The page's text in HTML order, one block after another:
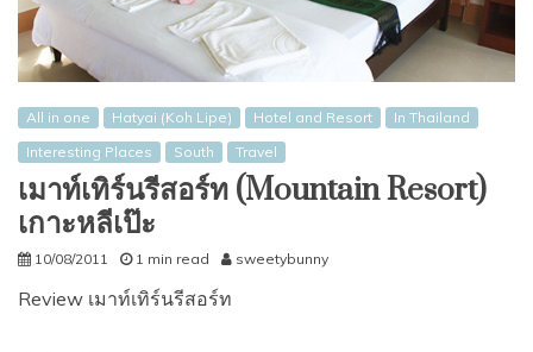
All in one Hatyai (Koh Lipe) Hotel and Resort
In Thailand
Interesting Places
South Travel
เมาท์เทิร์นรีสอร์ท (Mountain Resort)
เกาะหลีเป๊ะ
10/08/2011 1 min read sweetybunny
Review เมาท์เทิร์นรีสอร์ท